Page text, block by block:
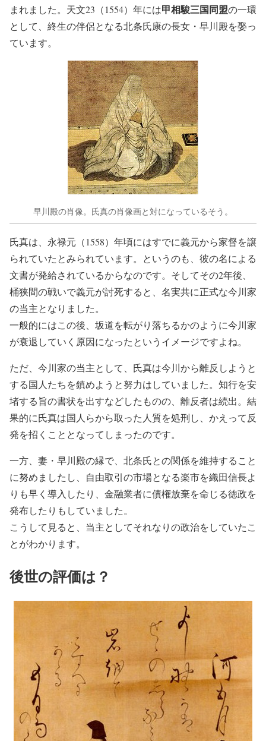
まれました。天文23（1554）年には甲相駿三国同盟の一環
として、終生の伴侶となる北条氏康の長女・早川殿を娶っ
ています。
早川殿の肖像。氏真の肖像画と対になっているそう。
氏真は、永禄元（1558）年頃にはすでに義元から家督を譲
られていたとみられています。というのも、彼の名による
文書が発給されているからなのです。そしてその2年後、
桶狭間の戦いで義元が討死すると、名実共に正式な今川家
の当主となりました。
一般的にはこの後、坂道を転がり落ちるかのように今川家
が衰退していく原因になったというイメージですよね。
ただ、今川家の当主として、氏真は今川から離反しようと
する国人たちを鎮めようと努力はしていました。知行を安
堵する旨の書状を出すなどしたものの、離反者は続出。結
果的に氏真は国人らから取った人質を処刑し、かえって反
発を招くこととなってしまったのです。
一方、妻・早川殿の縁で、北条氏との関係を維持すること
に努めましたし、自由取引の市場となる楽市を織田信長よ
りも早く導入したり、金融業者に債権放棄を命じる徳政を
発布したりもしていました。
こうして見ると、当主としてそれなりの政治をしていたこ
とがわかります。
後世の評価は？